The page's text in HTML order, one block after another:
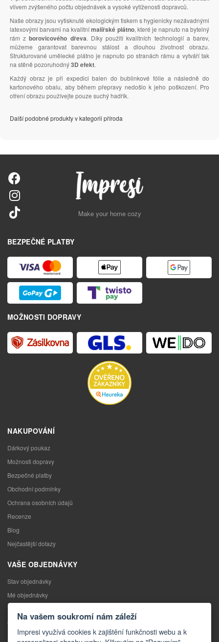
vlivem zvýšeného počtu objednávek a vysoké vytíženosti dopravců.
Naše obrazy jsou vytisknuté ekologickým tiskem s hygienicky nezávadnými
latexovými barvami na kvalitnímalířské plátno, které je napnuto na bytelný
rám zborovicového dřeva. Díky použití kvalitních technologií a barev,
můžeme garantovat barevnou stálost a dlouhou životnost obrazu.
Strukturované umělecké plátno je napnuto po stranách rámu a vytváří tak
na stěně pozoruhodný3D efekt.
Každý obraz je při expedici balen do bublinkové fólie a následně do
kartonového obalu, aby během přepravy nedošlo k jeho poškození. Pro
otření obrazu používejte pouze suchý hadřík.
Další podobné produkty v kategorii příroda
Make your home cozy
BEZPEČNÉ PLATBY
MOŽNOSTI DOPRAVY
NAKUPOVÁNÍ
Dárkový poukaz
Možnosti dopravy
Bezpečné platby
Obchodní podmínky
Ochrana osobních údajů
Recenze
Blog
Nejčastější dotazy
VAŠE OBJEDNÁVKY
Stav objednávky
Mé objednávky
Výměna zboží
Odstoupení od kupní smlouvy
Reklamace
Na vašem soukromí nám záleží
Impresi využívá cookies k zajištění funkčnosti webu a k